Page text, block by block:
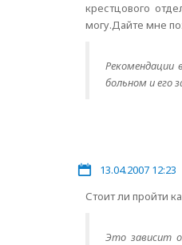
крестцового
могу.Дайте мне
Рекомендации
больном и его
13.04.2007 12:23
Стоит ли пройти
Это зависит